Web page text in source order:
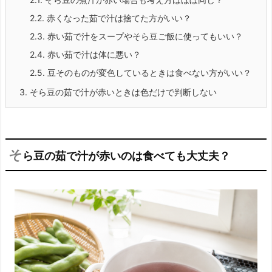
2.2. 赤くなった茹で汁は捨てた方がいい？
2.3. 赤い茹で汁をスープやそら豆ご飯に使ってもいい？
2.4. 赤い茹で汁は体に悪い？
2.5. 豆そのものが変色しているときは食べない方がいい？
3. そら豆の茹で汁が赤いときは色だけで判断しない
そ ら豆の茹で汁が赤いのは食べても大丈夫？